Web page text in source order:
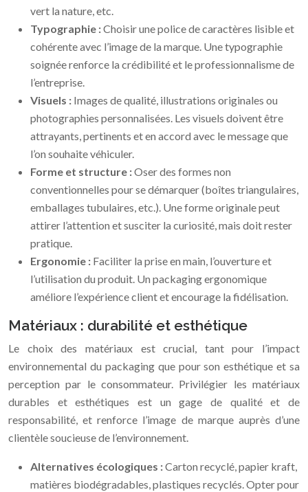
vert la nature, etc.
Typographie :Choisir une police de caractères lisible et
cohérente avec l’image de la marque. Une typographie
soignée renforce la crédibilité et le professionnalisme de
l’entreprise.
Visuels : Images de qualité, illustrations originales ou
photographies personnalisées. Les visuels doivent être
attrayants, pertinents et en accord avec le message que
l’on souhaite véhiculer.
Forme et structure :Oser des formes non
conventionnelles pour se démarquer (boîtes triangulaires,
emballages tubulaires, etc.). Une forme originale peut
attirer l’attention et susciter la curiosité, mais doit rester
pratique.
Ergonomie : Faciliter la prise en main, l’ouverture et
l’utilisation du produit. Un packaging ergonomique
améliore l’expérience client et encourage la fidélisation.
Matériaux : durabilité et esthétique
Le choix des matériaux est crucial, tant pour l’impact
environnemental du packaging que pour son esthétique et sa
perception par le consommateur. Privilégier les matériaux
durables et esthétiques est un gage de qualité et de
responsabilité, et renforce l’image de marque auprès d’une
clientèle soucieuse de l’environnement.
Alternatives écologiques :Carton recyclé, papier kraft,
matières biodégradables, plastiques recyclés. Opter pour